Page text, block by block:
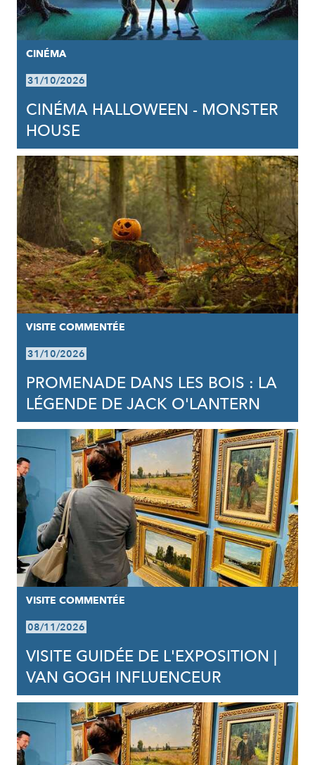
CINÉMA
31/10/2026
CINÉMA HALLOWEEN - MONSTER
HOUSE
VISITE COMMENTÉE
31/10/2026
PROMENADE DANS LES BOIS : LA
LÉGENDE DE JACK O'LANTERN
VISITE COMMENTÉE
08/11/2026
VISITE GUIDÉE DE L'EXPOSITION |
VAN GOGH INFLUENCEUR